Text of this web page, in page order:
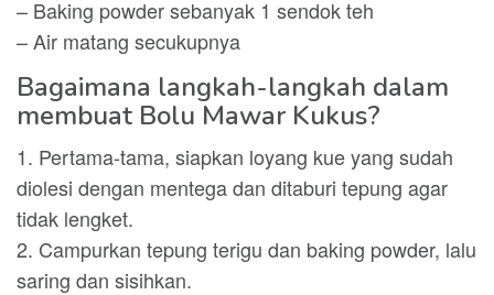
– Baking powder sebanyak 1 sendok teh
– Air matang secukupnya
Bagaimana langkah-langkah dalam
membuat Bolu Mawar Kukus?
1. Pertama-tama, siapkan loyang kue yang sudah
diolesi dengan mentega dan ditaburi tepung agar
tidak lengket.
2. Campurkan tepung terigu dan baking powder, lalu
saring dan sisihkan.